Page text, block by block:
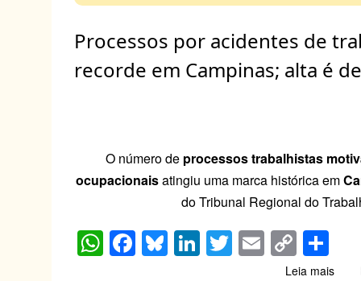
Processos por acidentes de
recorde em Campinas; alta é
O número de processos trabalhistas
ocupacionaisatingiu uma marca histórica em
do Tribunal Regional do
W
h
F
a
Bl
u
Li
n
T
wi
E
m
C
o h
Leia mais